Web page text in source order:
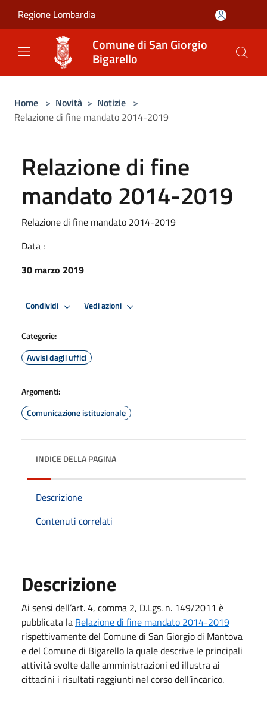
Regione Lombardia
Comune di San Giorgio
Bigarello
Home > Novità > Notizie >
Relazione di fine mandato 2014-2019
Relazione di fine
mandato 2014-2019
Relazione di fine mandato 2014-2019
Data :
30 marzo 2019
Condividi Vedi azioni
Categorie:
Avvisi dagli uffici
Argomenti:
Comunicazione istituzionale
INDICE DELLA PAGINA
Descrizione
Contenuti correlati
Descrizione
Ai sensi dell’art. 4, comma 2, D.Lgs. n. 149/2011 è
pubblicata la Relazione di fine mandato 2014-2019
rispettivamente del Comune di San Giorgio di Mantova
e del Comune di Bigarello la quale descrive le principali
attività svolte dalle amministrazioni ed illustra ai
cittadini i risultati raggiunti nel corso dell’incarico.